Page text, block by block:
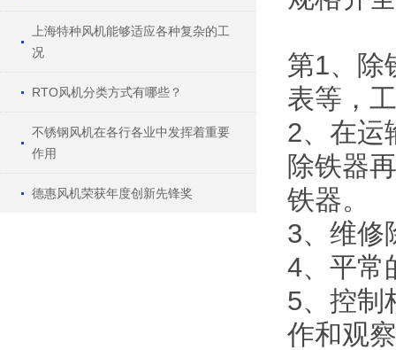
上海特种风机能够适应各种复杂的工
况
RTO风机分类方式有哪些？
不锈钢风机在各行各业中发挥着重要
作用
德惠风机荣获年度创新先锋奖
第1、除
表等，
2、在运
除铁器
铁器。
3、维修
4、平常
5、控制
作和观